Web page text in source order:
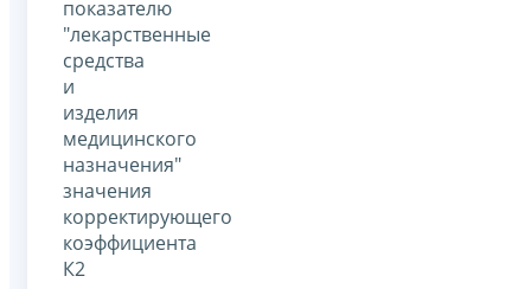
показателю
"лекарственные
средства
и
изделия
медицинского
назначения"
значения
корректирующего
коэффициента
К2